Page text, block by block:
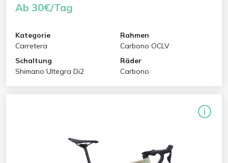
Ab 30€/Tag
Kategorie
Carretera
Rahmen
Carbono OCLV
Schaltung
Shimano Ultegra Di2
Räder
Carbono